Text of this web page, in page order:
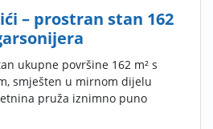
– prostran stan 162
ukupne površine 162 m² s
smješten u mirnom dijelu
pruža iznimno puno